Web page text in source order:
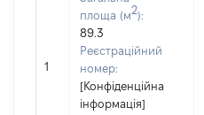
1
площа (м2):
89.3
Реєстраційний
номер:
[Конфіденційна
інформація]